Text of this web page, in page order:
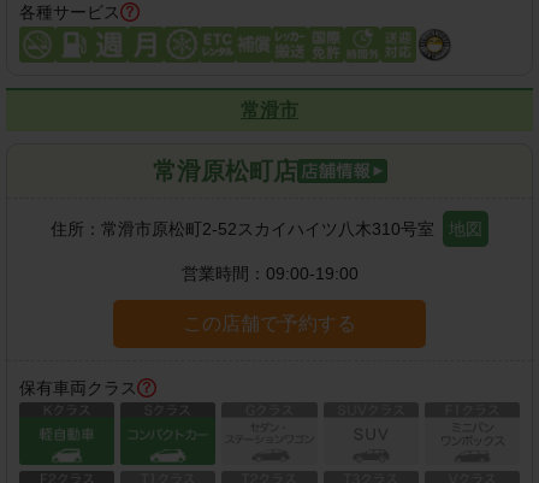
各種サービス
常滑市
常滑原松町店
住所： 常滑市原松町2-52スカイハイツ八木310号室 地図
営業時間： 09:00-19:00
この店舗で予約する
保有車両クラス